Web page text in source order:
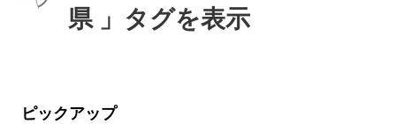
県 」タグを表示
ピックアップ